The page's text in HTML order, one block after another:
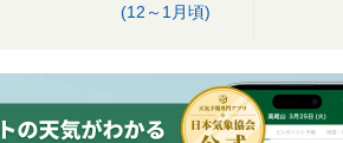
(12～1月頃)